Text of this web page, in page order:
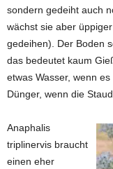
sondern gedeiht auch
wächst sie aber
gedeihen). Der Boden
das bedeutet kaum
etwas Wasser, wenn
Dünger, wenn die
Anaphalis
triplinervis braucht
einen eher